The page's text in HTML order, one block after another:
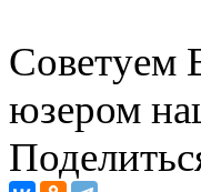
Советуем
юзером